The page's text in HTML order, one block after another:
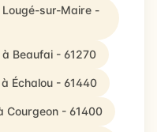
Lougé-sur-Maire -
Beaufai - 61270
Échalou - 61440
Courgeon - 61400